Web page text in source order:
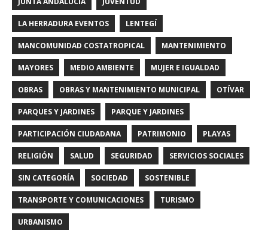
LA HERRADURA EVENTOS LENTEGÍ
MANCOMUNIDAD COSTATROPICAL MANTENIMIENTO
MAYORES MEDIO AMBIENTE MUJER E IGUALDAD
OBRAS OBRAS Y MANTENIMIENTO MUNICIPAL OTÍVAR
PARQUES Y JARDINES PARQUE Y JARDINES
PARTICIPACIÓN CIUDADANA PATRIMONIO PLAYAS
RELIGIÓN SALUD SEGURIDAD SERVICIOS SOCIALES
SIN CATEGORÍA SOCIEDAD SOSTENIBLE
TRANSPORTE Y COMUNICACIONES TURISMO
URBANISMO